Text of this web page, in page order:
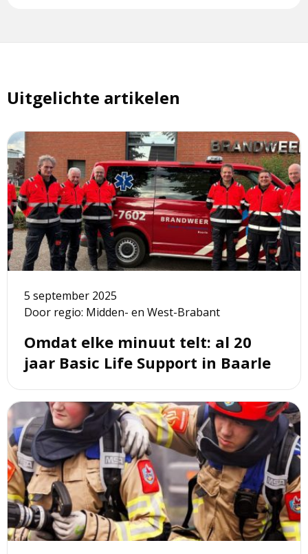
Uitgelichte artikelen
5 september 2025
Door regio: Midden- en West-Brabant
Omdat elke minuut telt: al 20
jaar Basic Life Support in Baarle
Lees
meer
over
Omdat
elke
minuut
telt:
al
20
jaar
Basic
Life
Support
Baarle
Lees
meer
over
Nieuw:
Jeugdbrandweer
Altena